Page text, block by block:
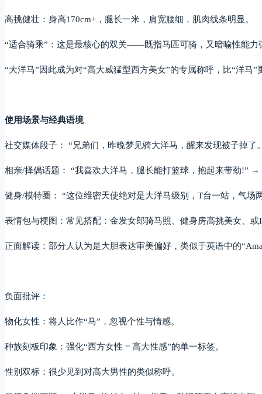
高挑健壮：身高170cm+，腿长一米，肩宽腰细，肌肉线条明显。
“适合骑乘”：这是最核心的双关——既指马匹可骑，又暗喻性能
“大洋马”因此成为对“高大威猛型西方美女”的专属称呼，比“洋马
使用场景与经典语境
社交媒体段子： “兄弟们，昨晚梦见骑大洋马，醒来发现被子掉
相亲/择偶话题： “我喜欢大洋马，腿长能打篮球，抱起来带劲!”
健身/模特圈： “这位维密天使绝对是大洋马级别，T台一站，气
表情包与梗图：常见搭配：金发女郎骑马照、健身房高挑美女、或
正面解读：部分人认为是大胆表达审美偏好，类似于英语中的
负面批评：
物化女性：将人比作“马”，忽视个性与情感。
种族刻板印象：强化“西方女性 = 高大性感”的单一标签。
性别双标：很少见到对高大男性的类似称呼。